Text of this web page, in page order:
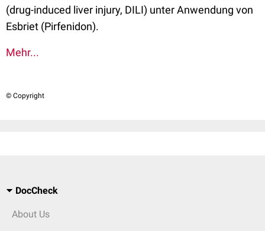
(drug-induced liver injury, DILI) unter Anwendung von
Esbriet (Pirfenidon).
Mehr...
© Copyright
DocCheck
About Us